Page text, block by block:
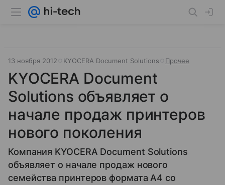
13 ноября 2012 KYOCERA Document Solutions Прочее
KYOCERA Document
Solutions объявляет о
начале продаж принтеров
нового поколения
Компания KYOCERA Document Solutions
объявляет о начале продаж нового
семейства принтеров формата A4 со